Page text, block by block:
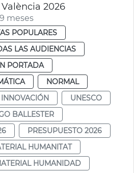
2026
meses
POPULARES
LAS AUDIENCIAS
PORTADA
NORMAL
INNOVACIÓN
UNESCO
BALLESTER
PRESUPUESTO 2026
HUMANITAT
HUMANIDAD